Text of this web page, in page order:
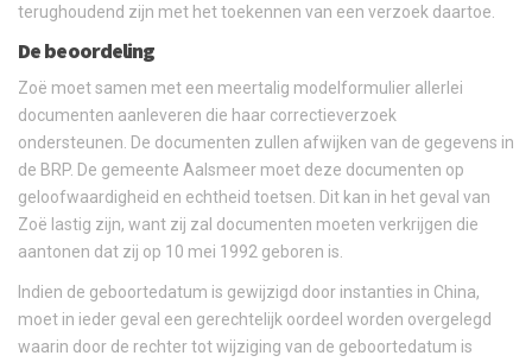
terughoudend zijn met het toekennen van een verzoek daartoe.
De beoordeling
Zoë moet samen met een meertalig modelformulier allerlei
documenten aanleveren die haar correctieverzoek
ondersteunen. De documenten zullen afwijken van de gegevens in
de BRP. De gemeente Aalsmeer moet deze documenten op
geloofwaardigheid en echtheid toetsen. Dit kan in het geval van
Zoë lastig zijn, want zij zal documenten moeten verkrijgen die
aantonen dat zij op 10 mei 1992 geboren is.
Indien de geboortedatum is gewijzigd door instanties in China,
moet in ieder geval een gerechtelijk oordeel worden overgelegd
waarin door de rechter tot wijziging van de geboortedatum is